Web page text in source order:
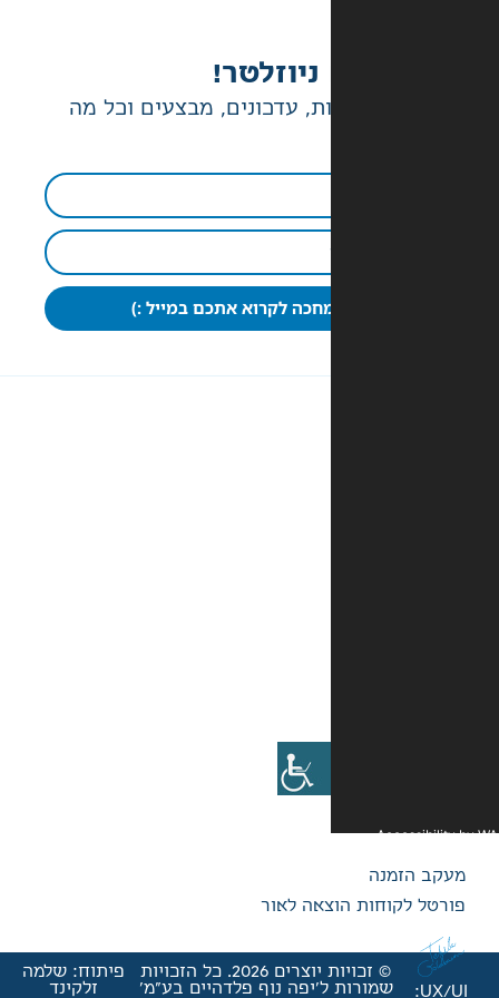
עדכונים, מבצעים וכל מה
לקרוא אתכם במייל :)
לאור
© זכויות יוצרים 2026. כל הזכויות
נוף פלדהיים בע"מ'
פיתוח: שלמה
זלקינד